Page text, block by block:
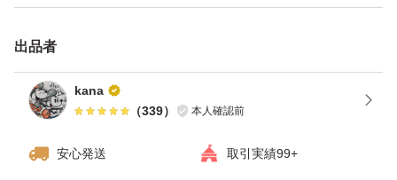
出品者
kana
（339） 本人確認前
安心発送 取引実績99+